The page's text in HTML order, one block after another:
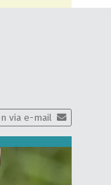
via e-mail